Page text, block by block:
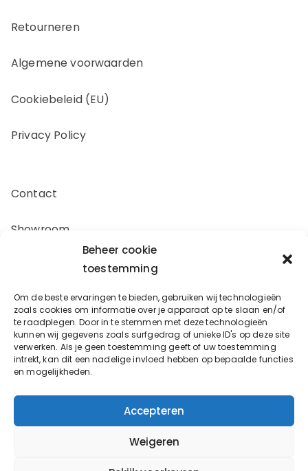
Beheer cookie
toestemming
Om de beste ervaringen te bieden, gebruiken wij technologieën
zoals cookies om informatie over je apparaat op te slaan en/of
te raadplegen. Door in te stemmen met deze technologieën
kunnen wij gegevens zoals surfgedrag of unieke ID's op deze site
verwerken. Als je geen toestemming geeft of uw toestemming
intrekt, kan dit een nadelige invloed hebben op bepaalde functies
en mogelijkheden.
Accepteren
Weigeren
Retourneren
Algemene voorwaarden
Cookiebeleid (EU)
Privacy Policy
Contact
Showroom
Offerte aanvragen
Zakelijk inkopen
Oostergracht 17-10
3763LX Soest
info@bouwbeslagspecialist.nl